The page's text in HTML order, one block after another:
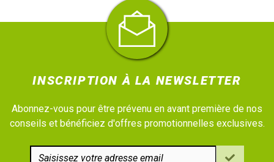
INSCRIPTION À LA NEWSLETTER
Abonnez-vous pour être prévenu en avant première de nos
conseils et bénéficiez d'offres promotionnelles exclusives.